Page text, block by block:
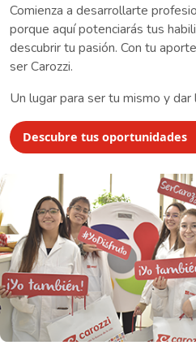
Comienza a desarrollarte
porque aquí potenciarás tus
descubrir tu pasión. Con tu
ser Carozzi.
Un lugar para ser tu mismo y
Descubre tus oportunidades